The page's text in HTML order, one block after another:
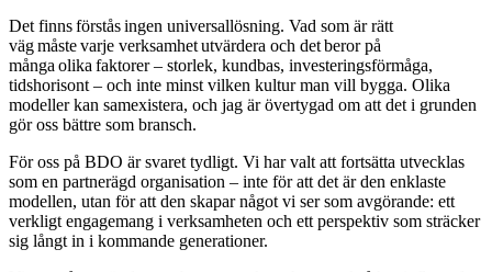
Det finns förstås ingen universallösning. Vad som är rätt
väg måste varje verksamhet utvärdera och det beror på
många olika faktorer – storlek, kundbas, investeringsförmåga,
tidshorisont – och inte minst vilken kultur man vill bygga. Olika
modeller kan samexistera, och jag är övertygad om att det i grunden
gör oss bättre som bransch.
För oss på BDO är svaret tydligt. Vi har valt att fortsätta utvecklas
som en partnerägd organisation – inte för att det är den enklaste
modellen, utan för att den skapar något vi ser som avgörande: ett
verkligt engagemang i verksamheten och ett perspektiv som sträcker
sig långt in i kommande generationer.